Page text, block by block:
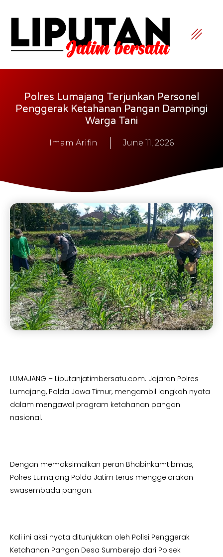
Polres Lumajang Terjunkan Personel
Penggerak Ketahanan Pangan Dampingi
Warga Tani
Imam Arifin June 11, 2026
LUMAJANG – Liputanjatimbersatu.com. Jajaran Polres
Lumajang, Polda Jawa Timur, mengambil langkah nyata
dalam mengawal program ketahanan pangan
nasional.
Dengan memaksimalkan peran Bhabinkamtibmas,
Polres Lumajang Polda Jatim terus menggelorakan
swasembada pangan.
Kali ini aksi nyata ditunjukkan oleh Polisi Penggerak
Ketahanan Pangan Desa Sumberejo dari Polsek